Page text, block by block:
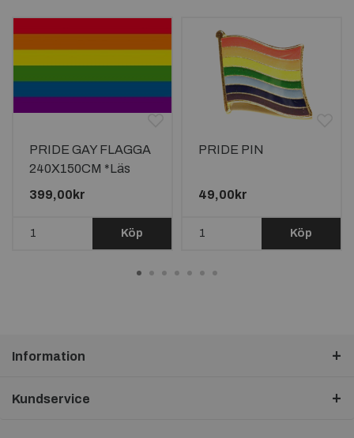
PRIDE GAY FLAGGA
240X150CM *Läs
beskrivningen*
399,00kr
Köp
PRIDE PIN
49,00kr
Köp
Information
Kundservice